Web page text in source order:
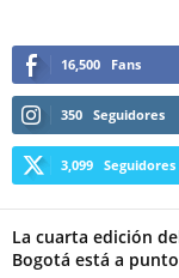
16,500 Fans
350 Seguidores
3,099 Seguidores
La cuarta edición
Bogotá está a